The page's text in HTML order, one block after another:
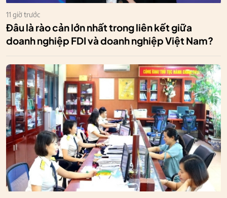
11 giờ trước
Đâu là rào cản lớn nhất trong liên kết giữa
doanh nghiệp FDI và doanh nghiệp Việt Nam?